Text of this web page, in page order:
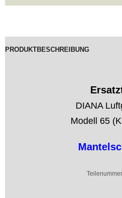
PRODUKTBESCHREIBUNG
DIANA
Modell 65